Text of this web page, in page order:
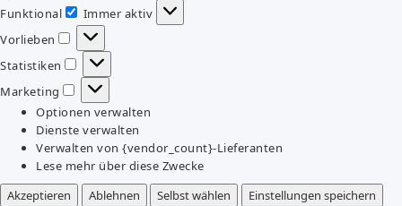
Funktional
Funktional
Immer aktiv
Vorlieben
Vorlieben
Statistiken
Statistiken
Marketing
Marketing
Optionen verwalten
Dienste verwalten
Verwalten von {vendor_count}-Lieferanten
Lese mehr über diese Zwecke
Akzeptieren
Ablehnen Selbst wählen
Einstellungen speichern